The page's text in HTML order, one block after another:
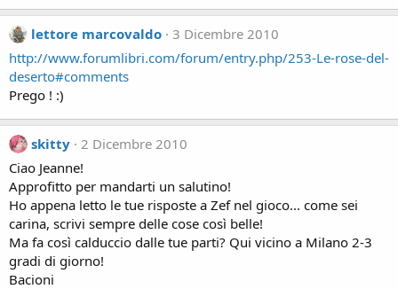
lettore marcovaldo 3 Dicembre 2010
http://www.forumlibri.com/forum/entry.php/253-Le-rose-del-
deserto#comments
Prego ! :)
skitty 2 Dicembre 2010
Ciao Jeanne!
Approfitto per mandarti un salutino!
Ho appena letto le tue risposte a Zef nel gioco... come sei
carina, scrivi sempre delle cose così belle!
Ma fa così calduccio dalle tue parti? Qui vicino a Milano 2-3
gradi di giorno!
Bacioni